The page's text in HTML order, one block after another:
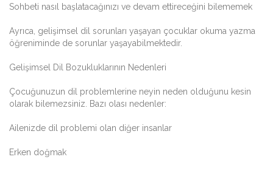
Sohbeti nasıl başlatacağınızı ve devam ettireceğini bilememek
Ayrıca, gelişimsel dil sorunları yaşayan çocuklar okuma yazma
öğreniminde de sorunlar yaşayabilmektedir.
Gelişimsel Dil Bozukluklarının Nedenleri
Çocuğunuzun dil problemlerine neyin neden olduğunu kesin
olarak bilemezsiniz. Bazı olası nedenler:
Ailenizde dil problemi olan diğer insanlar
Erken doğmak